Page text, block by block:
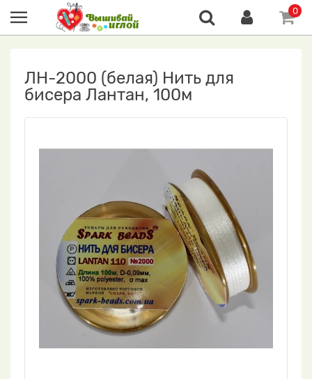
0
ЛН-2000 (белая) Нить для
бисера Лантан, 100м